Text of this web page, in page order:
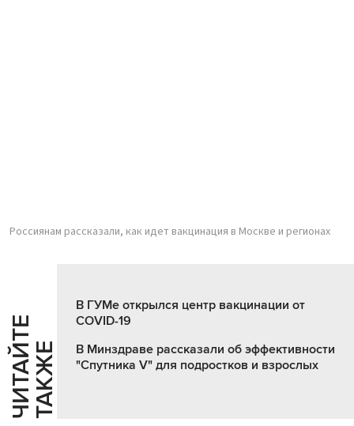
Россиянам рассказали, как идет вакцинация в Москве и регионах
Ч
И
Т
АЙ
Т
Е
Т
А
К
ЖЕ
В ГУМе открылся центр вакцинации от
COVID-19
В Минздраве рассказали об эффективности
"Спутника V" для подростков и взрослых